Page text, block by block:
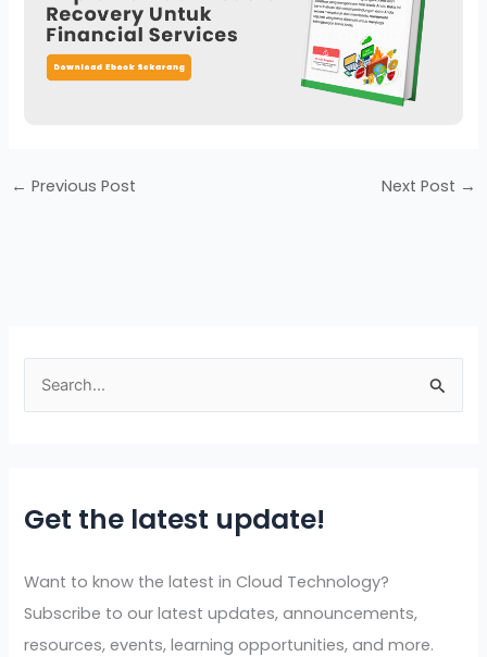
← Previous Post Next Post →
e
c
f
o
r
Get the latest update!
Want to know the latest in Cloud Technology?
Subscribe to our latest updates, announcements,
resources, events, learning opportunities, and more.